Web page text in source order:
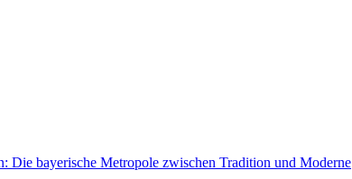
Die bayerische Metropole zwischen Tradition und Moderne